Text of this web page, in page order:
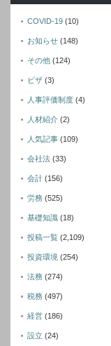
COVID-19 (10)
お知らせ (148)
その他 (124)
ビザ (3)
人事評価制度 (4)
人材紹介 (2)
人気記事 (109)
会社法 (33)
会計 (156)
労務 (525)
基礎知識 (18)
投稿一覧 (2,109)
投資環境 (254)
法務 (274)
税務 (497)
経営 (186)
設立 (24)